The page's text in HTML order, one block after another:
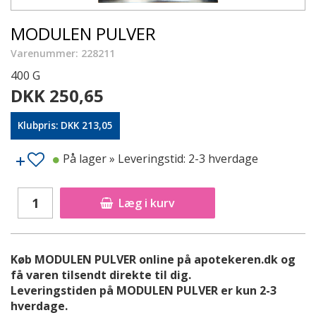
MODULEN PULVER
Varenummer: 228211
400 G
DKK 250,65
Klubpris: DKK 213,05
Læg i kurv
På lager» Leveringstid: 2-3 hverdage
Køb MODULEN PULVER online på apotekeren.dk og
få varen tilsendt direkte til dig.
Leveringstiden på MODULEN PULVER er kun 2-3
hverdage.